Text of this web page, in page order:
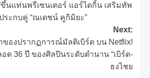
นแท่นพรีเซนเตอร์​ แอร์​ไดกิ้น เสริมทัพ
ระกบคู่ “ณเดชน์ คูกิมิยะ”
Next:
ของปรากฏการณ์มัลติเบิร์ด บน Netflix!
ด 36 ปี ของศิลปินระดับตำนาน “เบิร์ด-
ธงไชย